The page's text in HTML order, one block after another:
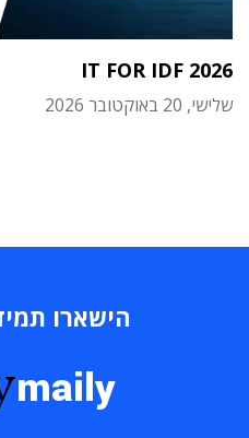
IT FOR IDF 2026
שלישי, 20 באוקטובר 2026
הישארו
maily